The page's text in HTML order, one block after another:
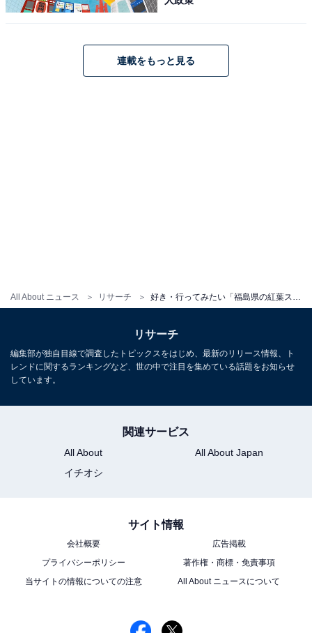
All About ニュース リサーチ
連載をもっと見る
リサーチ
編集部が独自目線で調査したトピックスをはじめ、最新のリリース情報、ト
レンドに関するランキングなど、世の中で注目を集めている話題をお知らせ
しています。
関連サービス
All About
All About Japan
イチオシ
サイト情報
会社概要
広告掲載
プライバシーポリシー
著作権・商標・免責事項
当サイトの情報についての注意
All About ニュースについて